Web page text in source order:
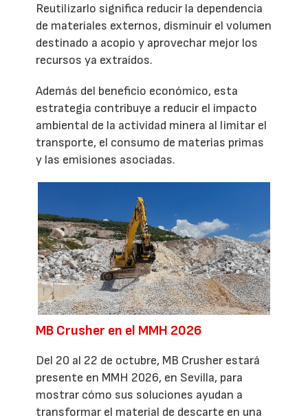
Reutilizarlo significa reducir la dependencia
de materiales externos, disminuir el volumen
destinado a acopio y aprovechar mejor los
recursos ya extraídos.
Además del beneficio económico, esta
estrategia contribuye a reducir el impacto
ambiental de la actividad minera al limitar el
transporte, el consumo de materias primas
y las emisiones asociadas.
MB Crusher en el MMH 2026
Del 20 al 22 de octubre, MB Crusher estará
presente en MMH 2026, en Sevilla, para
mostrar cómo sus soluciones ayudan a
transformar el material de descarte en una